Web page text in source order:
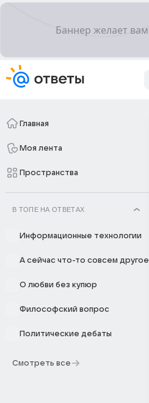
Главная
Моя лента
Пространства
В ТОПЕ НА ОТВЕТАХ
Информационные технологии
А сейчас что-то совсем другое
О любви без купюр
Философский вопрос
Политические дебаты
Смотреть все